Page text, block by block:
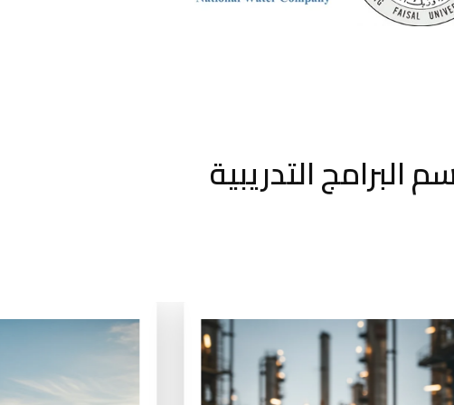
البرامج التدريبية